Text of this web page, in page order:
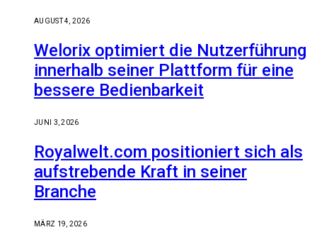
AUGUST 4, 2026
Welorix optimiert die Nutzerführung
innerhalb seiner Plattform für eine
bessere Bedienbarkeit
JUNI 3, 2026
Royalwelt.com positioniert sich als
aufstrebende Kraft in seiner
Branche
MÄRZ 19, 2026